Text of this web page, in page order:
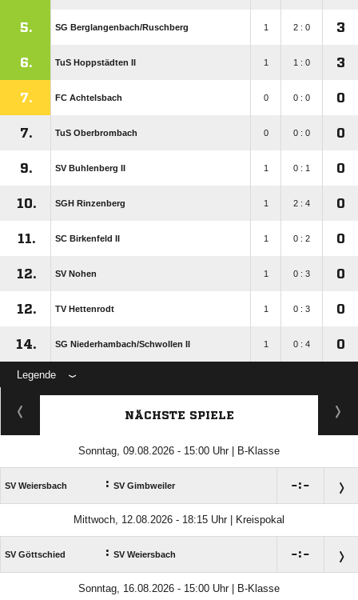
5. SG Berglangenbach/​Ruschberg 1 2 : 0 3
6. TuS Hoppstädten II 1 1 : 0 3
7. FC Achtelsbach 0 0 : 0 0
7. TuS Oberbrombach 0 0 : 0 0
9. SV Buhlenberg II 1 0 : 1 0
10. SGH Rinzenberg 1 2 : 4 0
11. SC Birkenfeld II 1 0 : 2 0
12. SV Nohen 1 0 : 3 0
12. TV Hettenrodt 1 0 : 3 0
14. SG Niederhambach/​Schwollen II 1 0 : 4 0
Legende
NÄCHSTE SPIELE
Sonntag, 09.08.2026 - 15:00 Uhr | B-Klasse
SV Weiersbach : SV Gimbweiler :
Mittwoch, 12.08.2026 - 18:15 Uhr | Kreispokal
SV Göttschied : SV Weiersbach :
Sonntag, 16.08.2026 - 15:00 Uhr | B-Klasse